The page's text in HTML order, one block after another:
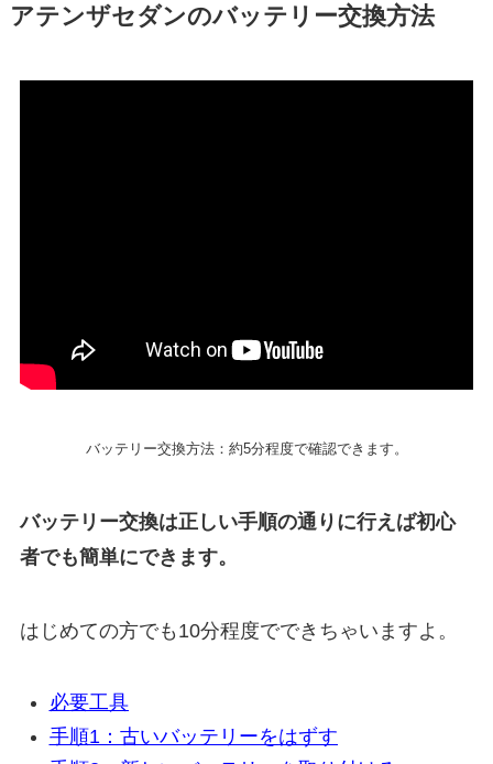
アテンザセダンのバッテリー交換方法
バッテリー交換方法：約5分程度で確認できます。
バッテリー交換は正しい手順の通りに行えば初心
者でも簡単にできます。
はじめての方でも10分程度でできちゃいますよ。
必要工具
手順1：古いバッテリーをはずす